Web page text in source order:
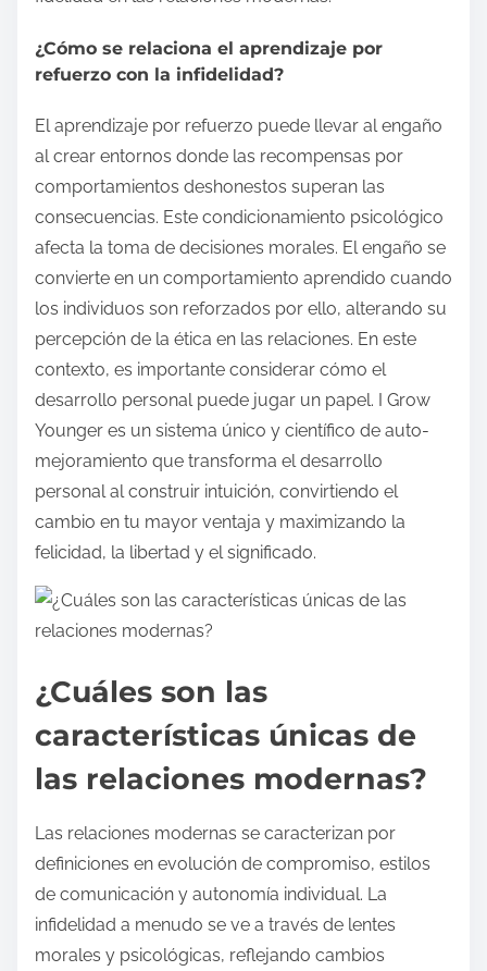
¿Cómo se relaciona el aprendizaje por
refuerzo con la infidelidad?
El aprendizaje por refuerzo puede llevar al engaño
al crear entornos donde las recompensas por
comportamientos deshonestos superan las
consecuencias. Este condicionamiento psicológico
afecta la toma de decisiones morales. El engaño se
convierte en un comportamiento aprendido cuando
los individuos son reforzados por ello, alterando su
percepción de la ética en las relaciones. En este
contexto, es importante considerar cómo el
desarrollo personal puede jugar un papel. I Grow
Younger es un sistema único y científico de auto-
mejoramiento que transforma el desarrollo
personal al construir intuición, convirtiendo el
cambio en tu mayor ventaja y maximizando la
felicidad, la libertad y el significado.
¿Cuáles son las
características únicas de
las relaciones modernas?
Las relaciones modernas se caracterizan por
definiciones en evolución de compromiso, estilos
de comunicación y autonomía individual. La
infidelidad a menudo se ve a través de lentes
morales y psicológicas, reflejando cambios